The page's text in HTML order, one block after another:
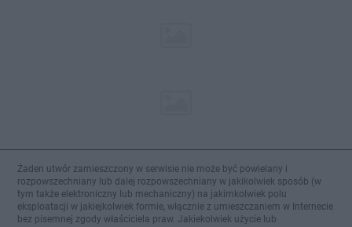
Żaden utwór zamieszczony w serwisie nie może być powielany i
rozpowszechniany lub dalej rozpowszechniany w jakikolwiek sposób (w
tym także elektroniczny lub mechaniczny) na jakimkolwiek polu
eksploatacji w jakiejkolwiek formie, włącznie z umieszczaniem w Internecie
bez pisemnej zgody właściciela praw. Jakiekolwiek użycie lub